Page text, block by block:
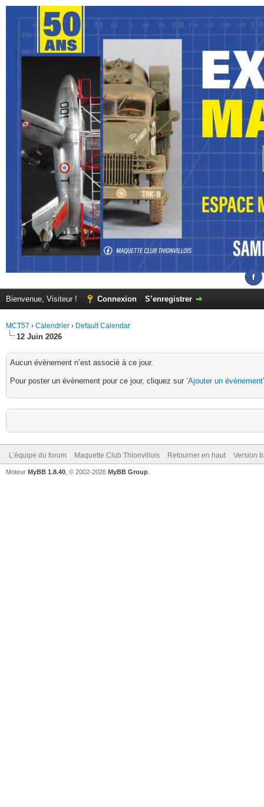
Bienvenue, Visiteur ! Connexion S’enregistrer
MCT57 › Calendrier › Default Calendar
12 Juin 2026
Aucun évènement n’est associé à ce jour.
Pour poster un évènement pour ce jour, cliquez sur ’Ajouter un évènement
L’équipe du forum Maquette Club Thionvillois Retourner en haut Version
Moteur MyBB 1.8.40 , © 2002-2026 MyBB Group